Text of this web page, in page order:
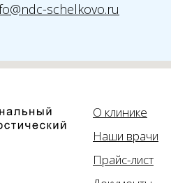
schelkovo.ru
О клинике
Наши врачи
Прайс-лист